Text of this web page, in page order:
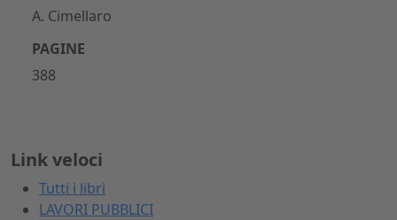
A. Cimellaro
PAGINE
388
Link veloci
Tutti i libri
LAVORI PUBBLICI